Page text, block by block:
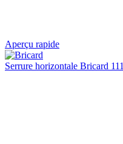
Aperçu rapide
Serrure horizontale Bricard 111